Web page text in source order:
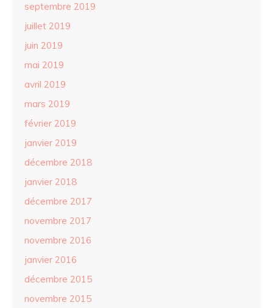
septembre 2019
juillet 2019
juin 2019
mai 2019
avril 2019
mars 2019
février 2019
janvier 2019
décembre 2018
janvier 2018
décembre 2017
novembre 2017
novembre 2016
janvier 2016
décembre 2015
novembre 2015